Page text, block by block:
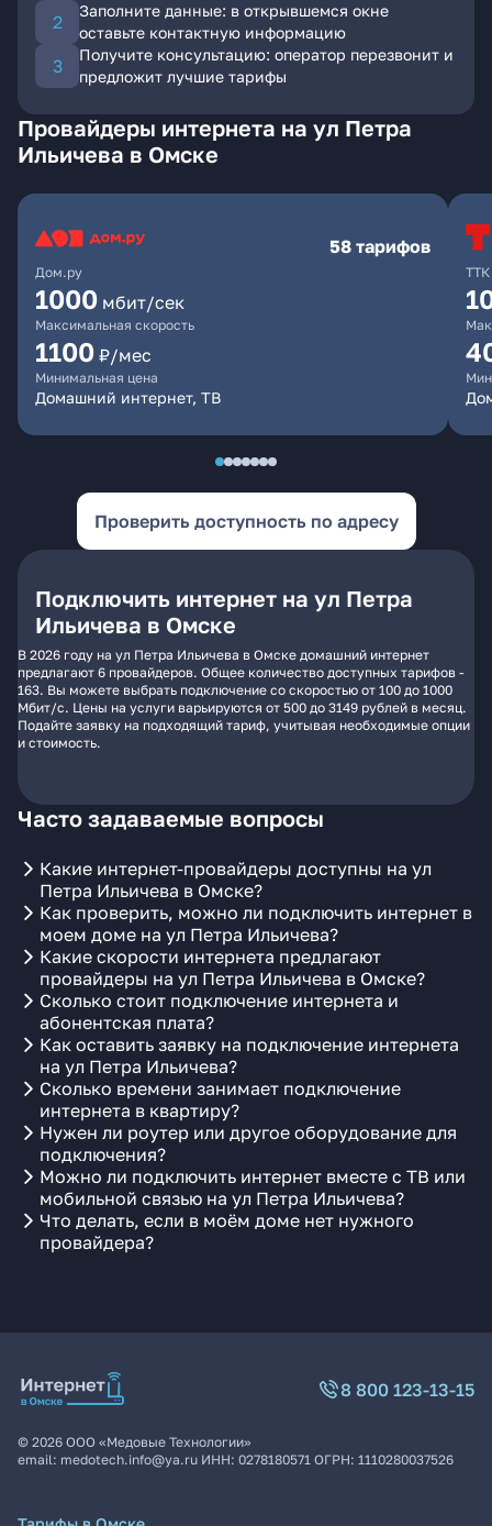
Заполните данные: в открывшемся окне
оставьте контактную информацию
Получите консультацию: оператор перезвонит и
предложит лучшие тарифы
Провайдеры интернета на ул Петра
Ильичева в Омске
Дом.ру
58 тарифов
1000 мбит/сек
Максимальная скорость
1100 ₽/мес
Минимальная цена
Домашний интернет, ТВ
ТТК
Проверить доступность по адресу
Подключить интернет на ул Петра
Ильичева в Омске
В 2026 году на ул Петра Ильичева в Омске домашний интернет
предлагают 6 провайдеров. Общее количество доступных тарифов -
163. Вы можете выбрать подключение со скоростью от 100 до 1000
Мбит/с. Цены на услуги варьируются от 500 до 3149 рублей в месяц.
Подайте заявку на подходящий тариф, учитывая необходимые опции
и стоимость.
Часто задаваемые вопросы
Какие интернет-провайдеры доступны на ул
Петра Ильичева в Омске?
Как проверить, можно ли подключить интернет в
моем доме на ул Петра Ильичева?
Какие скорости интернета предлагают
провайдеры на ул Петра Ильичева в Омске?
Сколько стоит подключение интернета и
абонентская плата?
Как оставить заявку на подключение интернета
на ул Петра Ильичева?
Сколько времени занимает подключение
интернета в квартиру?
Нужен ли роутер или другое оборудование для
подключения?
Можно ли подключить интернет вместе с ТВ или
мобильной связью на ул Петра Ильичева?
Что делать, если в моём доме нет нужного
провайдера?
8 800 123-13-15
© 2026 ООО «Медовые Технологии»
email: medotech.info@ya.ru ИНН: 0278180571 ОГРН: 1110280037526